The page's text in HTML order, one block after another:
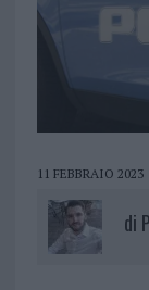
11 FEBBRAIO 2023
di